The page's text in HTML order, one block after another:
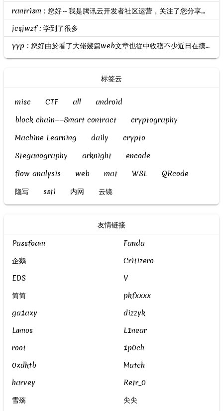
rantrism : 您好～我是腾讯云开发者社区运营，关注了您分享的技术文章，觉得内容很棒，我们诚挚邀请您加入腾讯云自媒体分享计划。完整福利和申请地址请见：https://cloud.tencent.com/deve...
jcsjwzf : 学到了很多
yyp : 您好由於看了大佬幾篇web文章也從中收穫不少近日在摸索幾題web ctf的題目試了很多天之後仍然沒有什麼進展不知道你是否有空幫我看看題目並指導小妹期待你的回信
标签云
misc CTF all
android
block chain——Smart contract
cryptography
Machine Learning
daily
crypto
Steganography
arknight
encode
flow analysis
web mat WSL
QRcode
隐写
ssti 内网 云镜
友情链接
Passfoam
Fanda
企鹅
Critizero
EDS
V
简简
pkfxxxx
ga1axy
dizzyk
Lumos
L1near
root
1p0ch
0xdktb
Match
harvey
Retr_0
雪殇
尖尖